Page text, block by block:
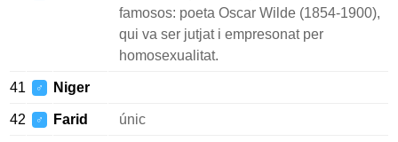
famosos: poeta Oscar Wilde (1854-1900),
qui va ser jutjat i empresonat per
homosexualitat.
41 ♂ Niger
42 ♂ Farid únic